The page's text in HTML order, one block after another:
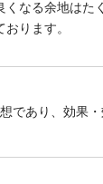
くなる余地はた
ります。
であり、効果